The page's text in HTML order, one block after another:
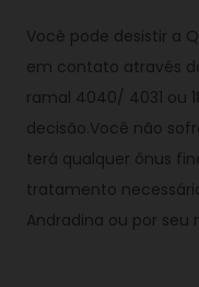
Você pode desistir a
em contato através
ramal 4040/ 4031 ou
decisão.Você não
terá qualquer ônus
tratamento
Andradina ou por seu